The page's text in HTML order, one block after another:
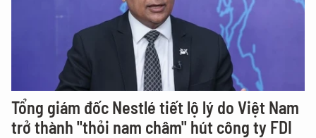
Tổng giám đốc Nestlé tiết lộ lý do Việt Nam
trở thành "thỏi nam châm" hút công ty FDI